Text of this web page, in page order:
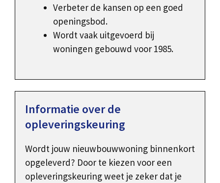
Verbeter de kansen op een goed
openingsbod.
Wordt vaak uitgevoerd bij
woningen gebouwd voor 1985.
Informatie over de
opleveringskeuring
Wordt jouw nieuwbouwwoning binnenkort
opgeleverd? Door te kiezen voor een
opleveringskeuring weet je zeker dat je